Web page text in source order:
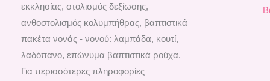
εκκλησίας, στολισμός δεξίωσης,
ανθοστολισμός κολυμπήθρας, βαπτιστικά
πακέτα νονάς - νονού: λαμπάδα, κουτί,
λαδόπανο, επώνυμα βαπτιστικά ρούχα.
Για περισσότερες πληροφορίες